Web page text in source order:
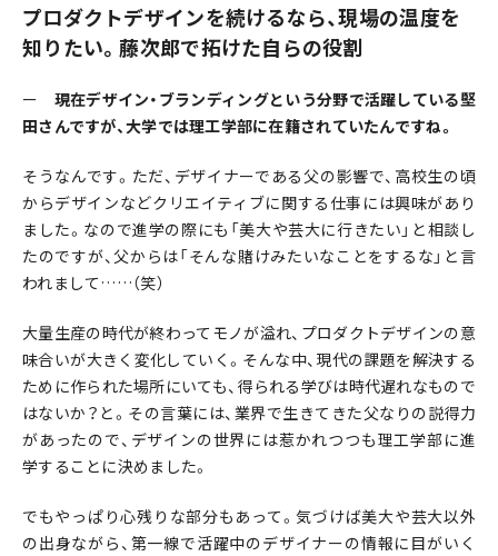
プロダクトデザインを続けるなら、現場の温度を
知りたい。藤次郎で拓けた自らの役割
ー 現在デザイン・ブランディングという分野で活躍している堅
田さんですが、大学では理工学部に在籍されていたんですね。
そうなんです。ただ、デザイナーである父の影響で、高校生の頃
からデザインなどクリエイティブに関する仕事には興味があり
ました。なので進学の際にも「美大や芸大に行きたい」と相談し
たのですが、父からは「そんな賭けみたいなことをするな」と言
われまして……（笑）
大量生産の時代が終わってモノが溢れ、プロダクトデザインの意
味合いが大きく変化していく。そんな中、現代の課題を解決する
ために作られた場所にいても、得られる学びは時代遅れなもので
はないか？と。その言葉には、業界で生きてきた父なりの説得力
があったので、デザインの世界には惹かれつつも理工学部に進
学することに決めました。
でもやっぱり心残りな部分もあって。気づけば美大や芸大以外
の出身ながら、第一線で活躍中のデザイナーの情報に目がいく